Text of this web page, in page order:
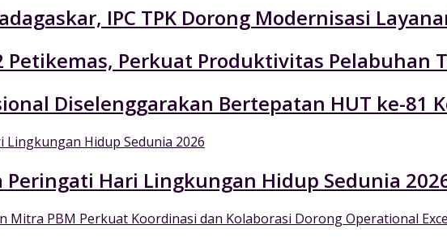
IPC TPK Dorong Modernisasi
Petikemas, Perkuat Produktivitas Pelabuhan
Diselenggarakan Bertepatan HUT ke-81
Peringati Hari Lingkungan Hidup Sedunia